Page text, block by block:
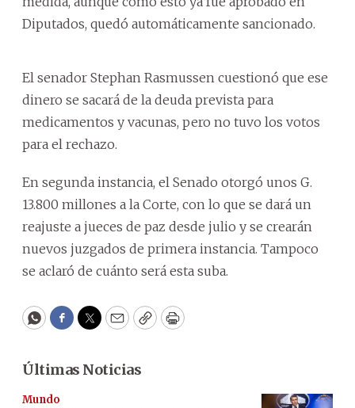
Diputados, quedó automáticamente sancionado.
El senador Stephan Rasmussen cuestionó que ese
dinero se sacará de la deuda prevista para
medicamentos y vacunas, pero no tuvo los votos
para el rechazo.
En segunda instancia, el Senado otorgó unos G.
13.800 millones a la Corte, con lo que se dará un
reajuste a jueces de paz desde julio y se crearán
nuevos juzgados de primera instancia. Tampoco
se aclaró de cuánto será esta suba.
WhatsApp
Facebook
Twitter
EmailCopyPrint
Últimas Noticias
Mundo